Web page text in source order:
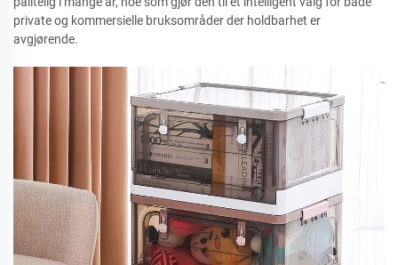
private og kommersielle bruksområder der holdbarhet er
avgjørende.